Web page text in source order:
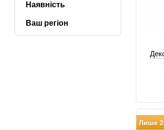
Лише
Наявність
Ваш регіон